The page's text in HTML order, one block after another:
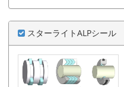
スターライトALPシール